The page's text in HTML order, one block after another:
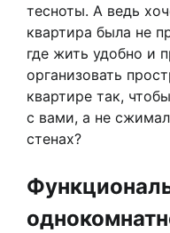
тесноты. А ведь
квартира была не
где жить удобно и
организовать
квартире так,
с вами, а не
стенах?